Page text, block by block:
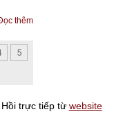
thêm
5
trực tiếp từ website